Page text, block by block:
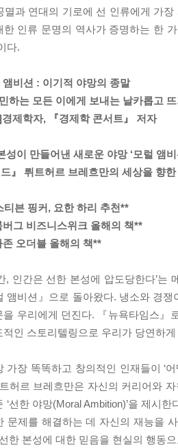
멸과 연대의 기로에 선 인류에게 가
한 인류 문명의 역사가 증명하는 한
다.
비션 : 이기적 야망의 종말
하는 모든 이에게 보내는 날카롭고
제학자, 『경제학 콘서트』 저자
성이 만들어낸 새로운 야망 ‘모럴 앰비
드』 뤼트허르 브레흐만의 세상을 향
티븐 핑커, 요한 하리 추천**
버그 비즈니스위크 올해의 책**
존 오더블 올해의 책**
, 인간은 선한 본성에 압도당한다’
앰비션』으로 돌아왔다. 냉소와 경쟁
을 우리에게 던진다. 『뉴욕타임스』
적인 스토리텔링으로 우리가 당연하
가장 똑똑하고 창의적인 인재들이 ‘
허르 브레흐만은 자신의 커리어와
‘선한 야망(Moral Ambition)’을 제시
문제를 해결하는 데 자신의 재능을
한 본성에 대한 믿음을 현실의 행동